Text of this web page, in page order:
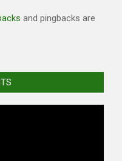
and pingbacks are